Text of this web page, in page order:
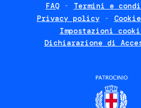
FAQ
Termini e
Privacy policy
Impostazioni
Dichiarazione di